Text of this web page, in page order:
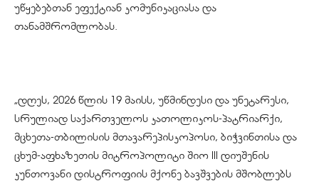
უწყებებთან ეფექტიან კომუნიკაციასა და
თანამშრომლობას.
„დღეს, 2026 წლის 19 მაისს, უწმინდესი და უნეტარესი,
სრულიად საქართველოს კათოლიკოს-პატრიარქი,
მცხეთა-თბილისის მთავარეპისკოპოსი, ბიჭვინთისა და
ცხუმ-აფხაზეთის მიტროპოლიტი შიო III დიუშენის
კუნთოვანი დისტროფიის მქონე ბავშვების მშობლებს